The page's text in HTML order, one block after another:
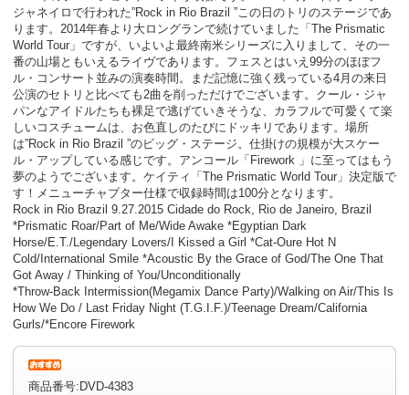
ジャネイロで行われた”Rock in Rio Brazil ”この日のトリのステージであ
ります。2014年春より大ロングランで続けていました「The Prismatic
World Tour」ですが、いよいよ最終南米シリーズに入りまして、その一
番の山場ともいえるライヴであります。フェスとはいえ99分のほぼフ
ル・コンサート並みの演奏時間。まだ記憶に強く残っている4月の来日
公演のセトリと比べても2曲を削っただけでございます。クール・ジャ
パンなアイドルたちも裸足で逃げていきそうな、カラフルで可愛くて楽
しいコスチュームは、お色直しのたびにドッキリであります。場所
は”Rock in Rio Brazil ”のビッグ・ステージ。仕掛けの規模が大スケー
ル・アップしている感じです。アンコール「Firework 」に至ってはもう
夢のようでございます。ケイティ「The Prismatic World Tour」決定版で
す！メニューチャプター仕様で収録時間は100分となります。
Rock in Rio Brazil 9.27.2015 Cidade do Rock, Rio de Janeiro, Brazil
*Prismatic Roar/Part of Me/Wide Awake *Egyptian Dark
Horse/E.T./Legendary Lovers/I Kissed a Girl *Cat-Oure Hot N
Cold/International Smile *Acoustic By the Grace of God/The One That
Got Away / Thinking of You/Unconditionally
*Throw-Back Intermission(Megamix Dance Party)/Walking on Air/This Is
How We Do / Last Friday Night (T.G.I.F.)/Teenage Dream/California
Gurls/*Encore Firework
商品番号:DVD-4383